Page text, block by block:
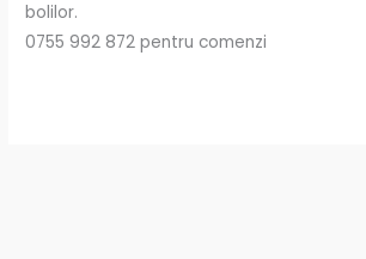
bolilor.
0755 992 872 pentru comenzi